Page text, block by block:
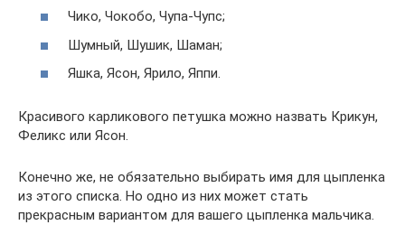
Чико, Чокобо, Чупа-Чупс;
Шумный, Шушик, Шаман;
Яшка, Ясон, Ярило, Яппи.
Красивого карликового петушка можно назвать Крикун,
Феликс или Ясон.
Конечно же, не обязательно выбирать имя для цыпленка
из этого списка. Но одно из них может стать
прекрасным вариантом для вашего цыпленка мальчика.